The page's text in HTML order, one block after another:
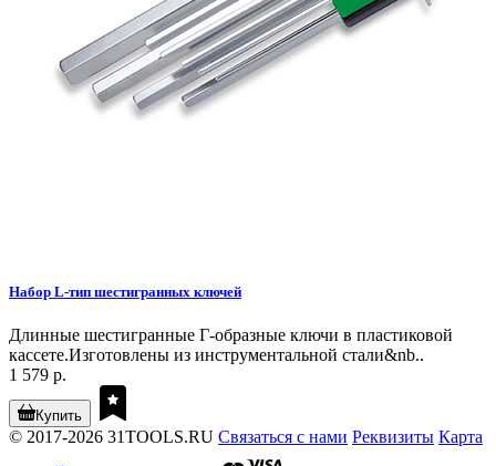
Набор L-тип шестигранных ключей
Длинные шестигранные Г-образные ключи в пластиковой
кассете.Изготовлены из инструментальной стали&nb..
1 579 р.
Купить
© 2017-2026 31TOOLS.RU Связаться с нами Реквизиты Карта